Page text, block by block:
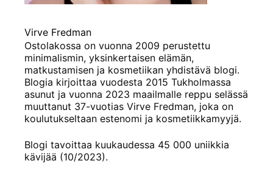
Virve Fredman
Ostolakossa on vuonna 2009 perustettu
minimalismin, yksinkertaisen elämän,
matkustamisen ja kosmetiikan yhdistävä blogi.
Blogia kirjoittaa vuodesta 2015 Tukholmassa
asunut ja vuonna 2023 maailmalle reppu selässä
muuttanut 37-vuotias Virve Fredman, joka on
koulutukseltaan estenomi ja kosmetiikkamyyjä.
Blogi tavoittaa kuukaudessa 45 000 uniikkia
kävijää (10/2023).